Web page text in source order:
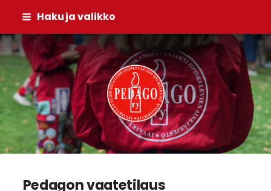
Siirry
sisältöön
Haku ja valikko
Pedago ry
Pedagon vaatetilaus